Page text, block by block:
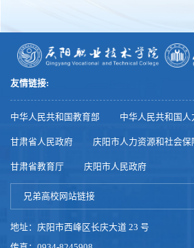
友情链接:
中华人民共和国教育部 中华人民共和国
甘肃省人民政府 庆阳市人力资源和社会保
甘肃省教育厅 庆阳市人民政府
兄弟高校网站链接
地址：庆阳市西峰区长庆大道 23 号